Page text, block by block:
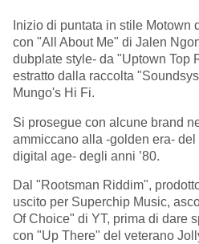
Inizio di puntata in stile Motown
con "All About Me" di Jalen
dubplate style- da "Uptown Top
estratto dalla raccolta
Mungo's Hi Fi.
Si prosegue con alcune brand
ammiccano alla -golden era- del
digital age- degli anni ’80.
Dal "Rootsman Riddim",
uscito per Superchip Music,
Of Choice" di YT, prima di dare
con "Up There" del veterano